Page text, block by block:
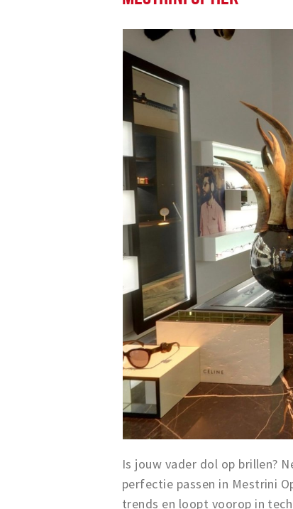
Is jouw vader dol op brillen?
perfectie passen in Mestrini
trends en loopt voorop in